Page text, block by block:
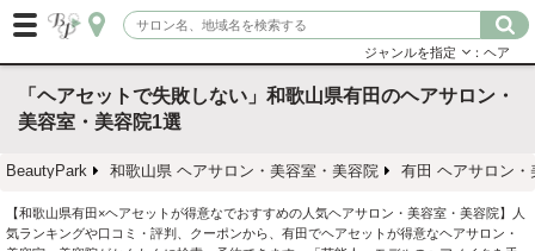
ジャンルを指定 ：ヘア
「ヘアセットで失敗しない」和歌山県有田のヘアサロン・
美容室・美容院1選
BeautyPark 和歌山県 ヘアサロン・美容室・美容院 有田 ヘアサロン・
【和歌山県有田×ヘアセットが得意なでおすすめの人気ヘアサロン・美容室・美容院】人
気ランキングや口コミ・評判、クーポンから、有田でヘアセットが得意なヘアサロン・